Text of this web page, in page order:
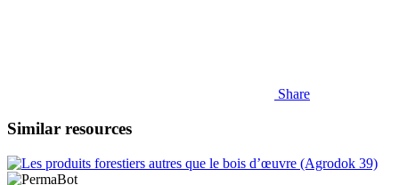
Share
Similar resources